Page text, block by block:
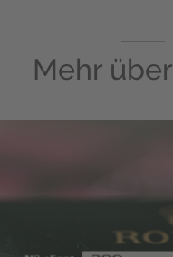
Mehr über